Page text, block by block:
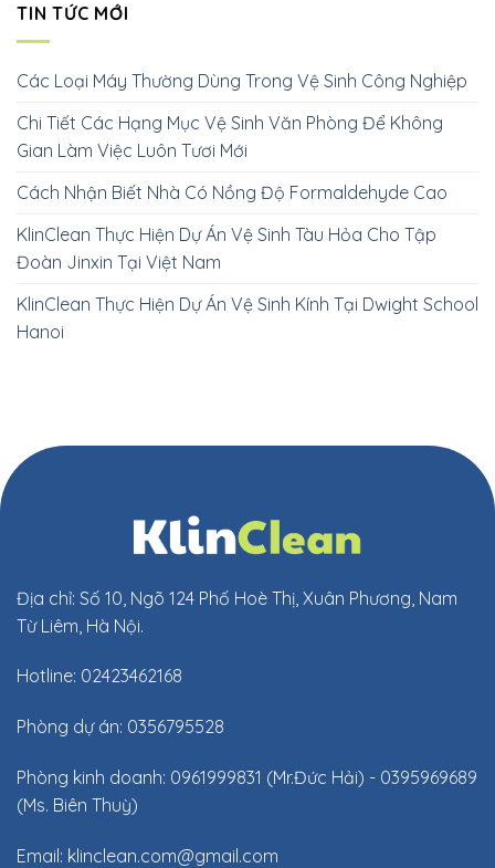
TIN TỨC MỚI
Các Loại Máy Thường Dùng Trong Vệ Sinh Công Nghiệp
Chi Tiết Các Hạng Mục Vệ Sinh Văn Phòng Để Không
Gian Làm Việc Luôn Tươi Mới
Cách Nhận Biết Nhà Có Nồng Độ Formaldehyde Cao
KlinClean Thực Hiện Dự Án Vệ Sinh Tàu Hỏa Cho Tập
Đoàn Jinxin Tại Việt Nam
KlinClean Thực Hiện Dự Án Vệ Sinh Kính Tại Dwight School
Hanoi
Địa chỉ: Số 10, Ngõ 124 Phố Hoè Thị, Xuân Phương, Nam
Từ Liêm, Hà Nội.
Hotline: 02423462168
Phòng dự án: 0356795528
Phòng kinh doanh: 0961999831 (Mr.Đức Hải) - 0395969689
(Ms. Biên Thuỳ)
Email: klinclean.com@gmail.com